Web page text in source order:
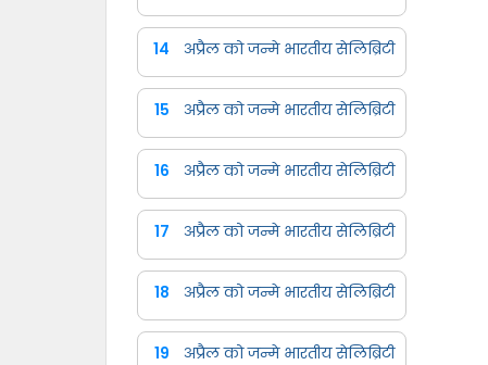
14 अप्रैल को जन्मे भारतीय सेलिब्रिटी
15 अप्रैल को जन्मे भारतीय सेलिब्रिटी
16 अप्रैल को जन्मे भारतीय सेलिब्रिटी
17 अप्रैल को जन्मे भारतीय सेलिब्रिटी
18 अप्रैल को जन्मे भारतीय सेलिब्रिटी
19 अप्रैल को जन्मे भारतीय सेलिब्रिटी